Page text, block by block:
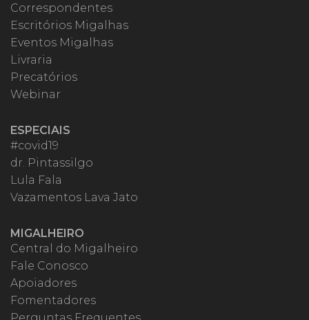
Correspondentes
Escritórios Migalhas
Eventos Migalhas
Livraria
Precatórios
Webinar
ESPECIAIS
#covid19
dr. Pintassilgo
Lula Fala
Vazamentos Lava Jato
MIGALHEIRO
Central do Migalheiro
Fale Conosco
Apoiadores
Fomentadores